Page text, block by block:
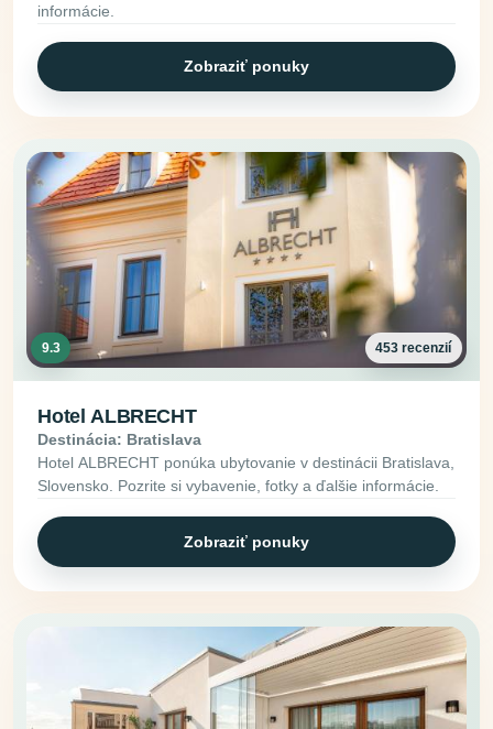
informácie.
Zobraziť ponuky
9.3 453 recenzií
Hotel ALBRECHT
Destinácia: Bratislava
Hotel ALBRECHT ponúka ubytovanie v destinácii Bratislava,
Slovensko. Pozrite si vybavenie, fotky a ďalšie informácie.
Zobraziť ponuky